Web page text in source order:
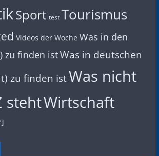
Sport test Tourismus
Videos der Woche Was in den
zu finden istWas in deutschen
zu finden istWas nicht
stehtWirtschaft